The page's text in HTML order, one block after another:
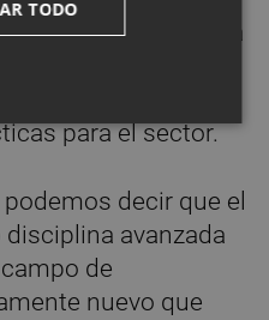
holandesa
and Business
para el sector.
decir que el
avanzada
de
nuevo que
TODO